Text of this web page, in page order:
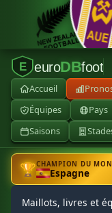
E euroDBfoot
Accueil
Équipes
Pays
Saisons
🏆CHAMPION DU
Espagne
Maillots, livres et